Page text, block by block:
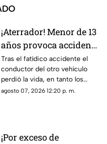
¡Aterrador! Menor de 13
años provoca accidente
mortal; conducía un
AUTO robado con otros
seis menores
Tras el fatídico accidente el
conductor del otro vehículo
perdió la vida, en tanto los
menores de edad resultaron
agosto 07, 2026 12:20 p. m.
¡Por exceso de